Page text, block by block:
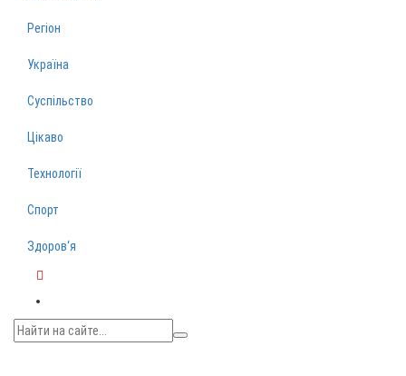
Регіон
Україна
Суспільство
Цікаво
Технології
Спорт
Здоров‘я